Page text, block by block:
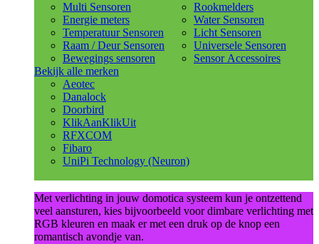
Multi Sensoren
Energie meters
Temperatuur Sensoren
Raam / Deur Sensoren
Bewegings sensoren
Rookmelders
Water Sensoren
Licht Sensoren
Universele Sensoren
Sensor Accessoires
Bekijk alle merken
Aeotec
Danalock
Doorbird
KlikAanKlikUit
RFXCOM
Fibaro
UniPi Technology (Neuron)
Met verlichting in jouw domotica systeem kun je ontzettend
veel aansturen, kies bijvoorbeeld voor dimbare verlichting met
RGB kleuren en maak er met een druk op de knop een
romantisch avondje van.